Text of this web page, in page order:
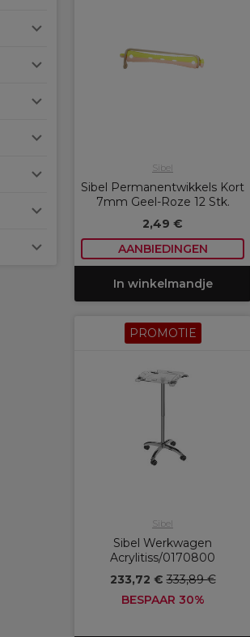
Sibel
Sibel Permanentwikkels Kort
7mm Geel-Roze 12 Stk.
2,49 €
AANBIEDINGEN
In winkelmandje
PROMOTIE
Sibel
Sibel Werkwagen
Acrylitiss/0170800
233,72 €333,89 €
BESPAAR 30%